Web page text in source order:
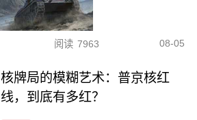
阅读 7963 08-05
核牌局的模糊艺术：普京核红
线，到底有多红？